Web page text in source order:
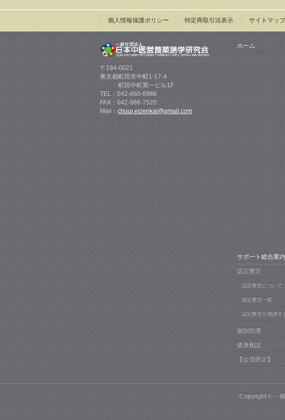
個人情報保護ポリシー 特定商取引法表示 サイトマップ
〒194-0021
東京都町田市中町1-17-4
町田中町第一ビル1F
TEL：042-860-6988
FAX：042-866-7520
Mail： chuui.eizenkai@gmail.com
ホーム
サポート総合案内
認定教室
認定教室について
認定教室一覧
認定教室を開講す
個別指導
健康相談
【会員限定】
Copyright © 一